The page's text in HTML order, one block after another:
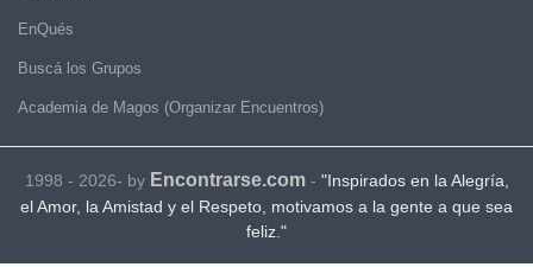
EnQués
Buscá los Grupos
Academia de Magos (Organizar Encuentros)
1998 - 2026- by Encontrarse.com- "Inspirados en la Alegría,
el Amor, la Amistad y el Respeto, motivamos a la gente a que sea
feliz."